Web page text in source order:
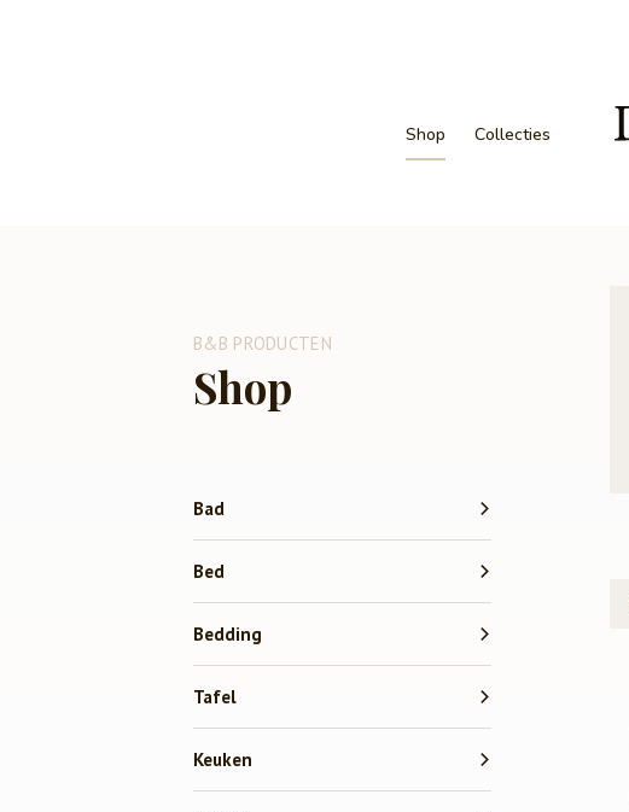
Shop Collecties
B&B PRODUCTEN
Shop
Bad
Bed
Bedding
Tafel
Keuken